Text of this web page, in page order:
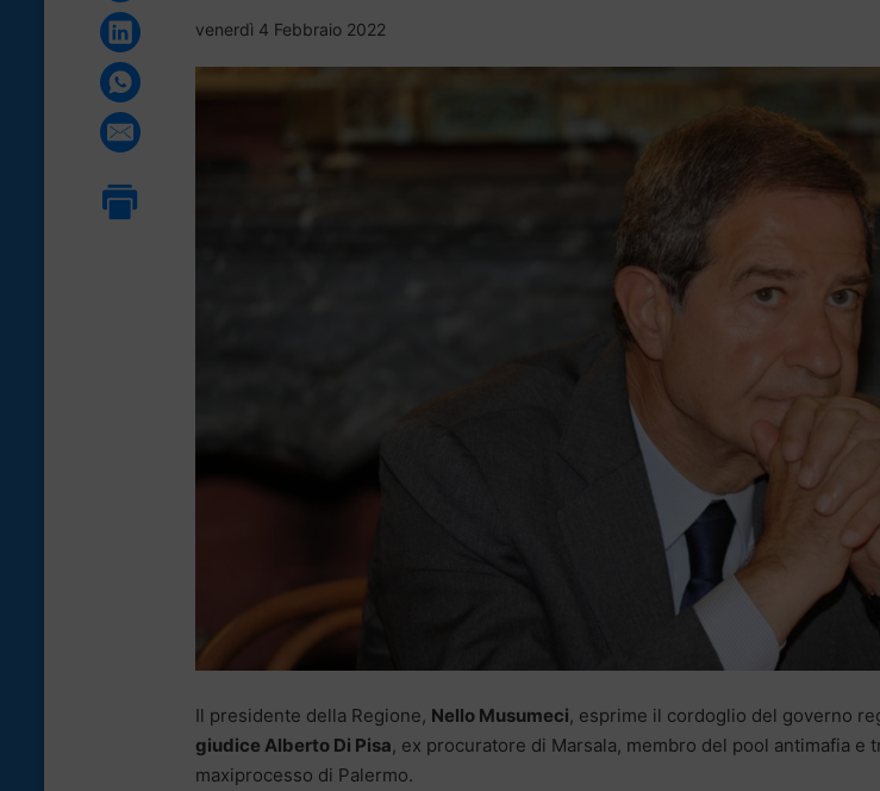
venerdì 4 Febbraio 2022
Il presidente della Regione, Nello Musumeci, esprime il cordoglio del governo
giudice Alberto Di Pisa, ex procuratore di Marsala, membro del pool antimafia e
maxiprocesso di Palermo.